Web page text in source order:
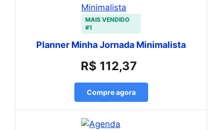
MAIS VENDIDO
#1
Planner Minha Jornada Minimalista
R$ 112,37
Compre agora